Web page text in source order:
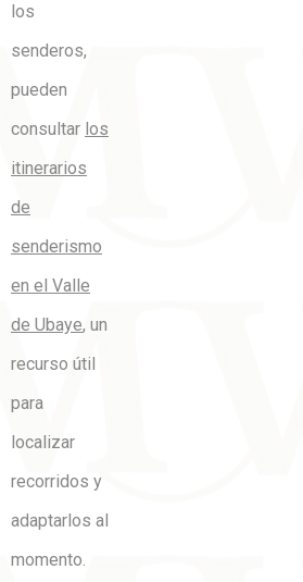
los
senderos,
pueden
consultar los
itinerarios
de
senderismo
en el Valle
de Ubaye, un
recurso útil
para
localizar
recorridos y
adaptarlos al
momento.